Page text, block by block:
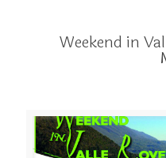
Weekend in